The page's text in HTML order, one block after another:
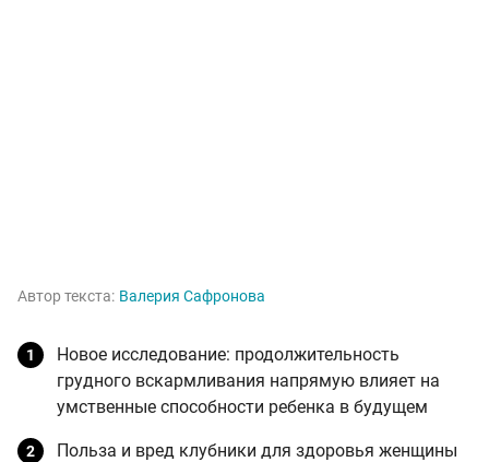
Автор текста: Валерия Сафронова
Новое исследование: продолжительность
грудного вскармливания напрямую влияет на
умственные способности ребенка в будущем
Польза и вред клубники для здоровья женщины